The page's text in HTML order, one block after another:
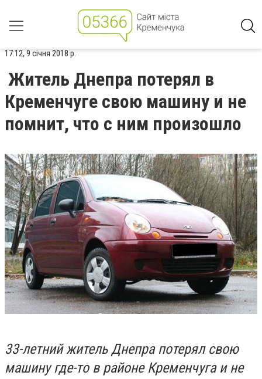
17:12, 9 січня 2018 р.
Житель Днепра потерял в
Кременчуге свою машину и не
помнит, что с ним произошло
33-летний житель Днепра потерял свою
машину где-то в районе Кременчуга и не